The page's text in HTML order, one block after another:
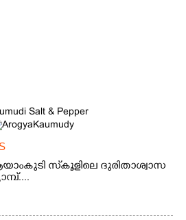
സ്‌കൂളിലെ ദുരിതാശ്വാസ